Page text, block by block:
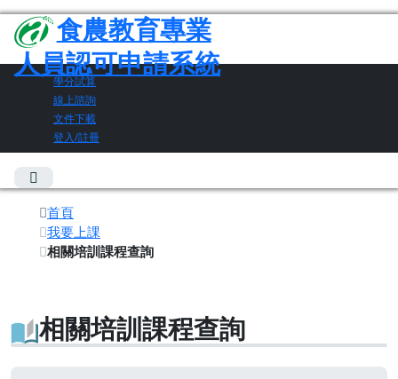
食農教育專業
人員認可申請系統
學分試算
線上諮詢
文件下載
登入/註冊
首頁
我要上課
相關培訓課程查詢
相關培訓課程查詢